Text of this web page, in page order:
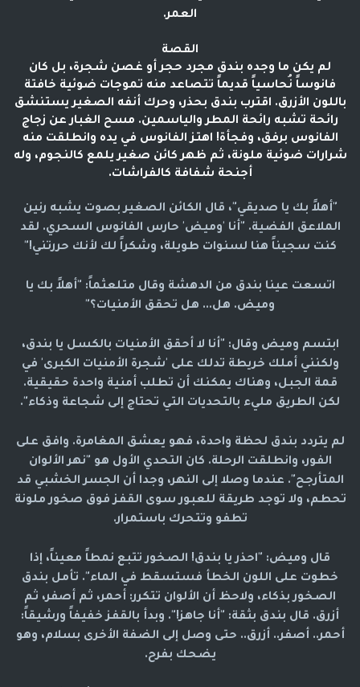
العمر.
القصة
لم يكن ما وجده بندق مجرد حجر أو غصن شجرة، بل كان
فانوساً نُحاسياً قديماً تتصاعد منه تموجات ضوئية خافتة
باللون الأزرق. اقترب بندق بحذر، وحرك أنفه الصغير يستنشق
رائحة تشبه رائحة المطر والياسمين. مسح الغبار عن زجاج
الفانوس برفق، وفجأة! اهتز الفانوس في يده وانطلقت منه
شرارات ضوئية ملونة، ثم ظهر كائن صغير يلمع كالنجوم، وله
أجنحة شفافة كالفراشات.
"أهلاً بك يا صديقي"، قال الكائن الصغير بصوت يشبه رنين
الملاعق الفضية. "أنا 'وميض' حارس الفانوس السحري. لقد
كنت سجيناً هنا لسنوات طويلة، وشكراً لك لأنك حررتني!"
اتسعت عينا بندق من الدهشة وقال متلعثماً: "أهلاً بك يا
وميض. هل... هل تحقق الأمنيات؟"
ابتسم وميض وقال: "أنا لا أحقق الأمنيات بالكسل يا بندق،
ولكنني أملك خريطة تدلك على 'شجرة الأمنيات الكبرى' في
قمة الجبل، وهناك يمكنك أن تطلب أمنية واحدة حقيقية.
لكن الطريق مليء بالتحديات التي تحتاج إلى شجاعة وذكاء".
لم يتردد بندق لحظة واحدة، فهو يعشق المغامرة. وافق على
الفور، وانطلقت الرحلة. كان التحدي الأول هو "نهر الألوان
المتأرجح". عندما وصلا إلى النهر، وجدا أن الجسر الخشبي قد
تحطم، ولا توجد طريقة للعبور سوى القفز فوق صخور ملونة
تطفو وتتحرك باستمرار.
قال وميض: "احذر يا بندق! الصخور تتبع نمطاً معيناً، إذا
خطوت على اللون الخطأ فستسقط في الماء". تأمل بندق
الصخور بذكاء، ولاحظ أن الألوان تتكرر: أحمر، ثم أصفر، ثم
أزرق. قال بندق بثقة: "أنا جاهز!". وبدأ بالقفز خفيفاً ورشيقاً:
أحمر.. أصفر.. أزرق.. حتى وصل إلى الضفة الأخرى بسلام، وهو
يضحك بفرح.